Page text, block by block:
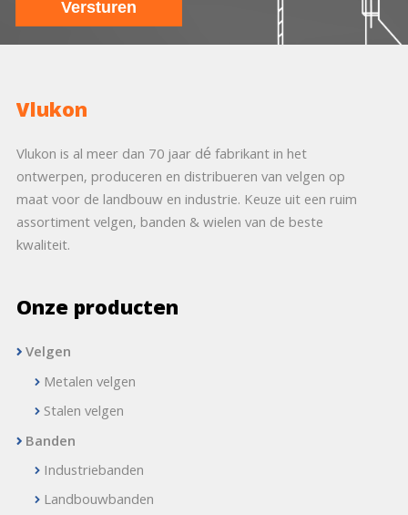
Vlukon
Vlukon is al meer dan 70 jaar dé fabrikant in het
ontwerpen, produceren en distribueren van velgen op
maat voor de landbouw en industrie. Keuze uit een ruim
assortiment velgen, banden & wielen van de beste
kwaliteit.
Onze producten
Velgen
Metalen velgen
Stalen velgen
Banden
Industriebanden
Landbouwbanden